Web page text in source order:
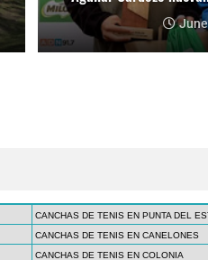
CANCHAS DE TENIS EN PUNTA DEL
CANCHAS DE TENIS EN CANELONES
CANCHAS DE TENIS EN COLONIA